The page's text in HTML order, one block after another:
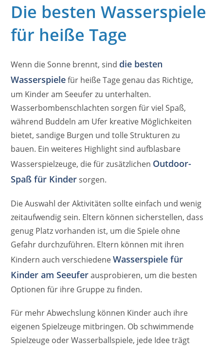
Die besten Wasserspiele
für heiße Tage
Wenn die Sonne brennt, sind die besten
Wasserspielefür heiße Tage genau das Richtige,
um Kinder am Seeufer zu unterhalten.
Wasserbombenschlachten sorgen für viel Spaß,
während Buddeln am Ufer kreative Möglichkeiten
bietet, sandige Burgen und tolle Strukturen zu
bauen. Ein weiteres Highlight sind aufblasbare
Wasserspielzeuge, die für zusätzlichen Outdoor-
Spaß für Kindersorgen.
Die Auswahl der Aktivitäten sollte einfach und wenig
zeitaufwendig sein. Eltern können sicherstellen, dass
genug Platz vorhanden ist, um die Spiele ohne
Gefahr durchzuführen. Eltern können mit ihren
Kindern auch verschiedeneWasserspiele für
Kinder am Seeuferausprobieren, um die besten
Optionen für ihre Gruppe zu finden.
Für mehr Abwechslung können Kinder auch ihre
eigenen Spielzeuge mitbringen. Ob schwimmende
Spielzeuge oder Wasserballspiele, jede Idee trägt